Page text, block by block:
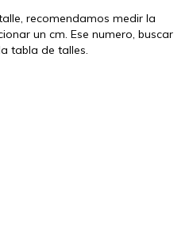
recomendamos medir la
un cm. Ese numero, buscar
tabla de talles.